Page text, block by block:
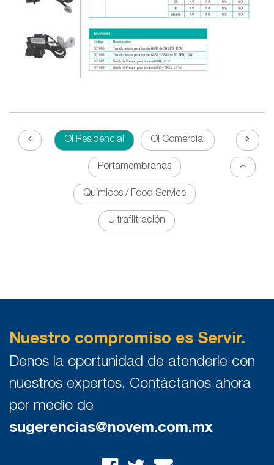
OI Residencial OI Comercial
Portamembranas
Químicos / Food Service
Ultrafiltración
Nuestro compromiso es Servir.
Denos la oportunidad de atenderle con
nuestros expertos. Contáctanos ahora
por medio de
sugerencias@novem.com.mx